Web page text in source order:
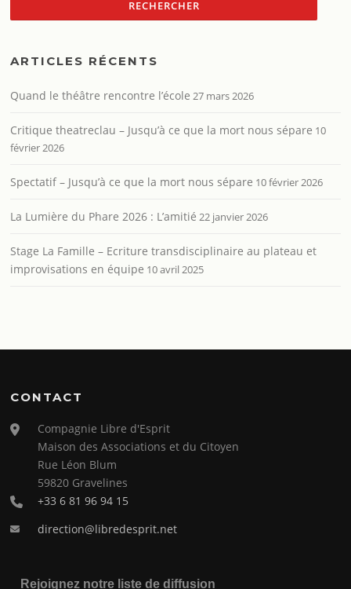
ARTICLES RÉCENTS
Quand le théâtre rencontre l’école 27 mars 2026
Critique theatreclau – Jusqu’à ce que la mort nous sépare 10
février 2026
Spectatif – Jusqu’à ce que la mort nous sépare 10 février 2026
La Lumière du Phare 2026 : L’amitié 22 janvier 2026
Stage La Famille – Ecriture transdisciplinaire au plateau et
improvisations en équipe 10 avril 2025
CONTACT
Compagnie Libre d'Esprit
Maison des Associations et du Citoyen
Rue Léon Blum
59820 Gravelines
+33 6 81 96 94 15
direction@libredesprit.net
Rejoignez notre liste de diffusion